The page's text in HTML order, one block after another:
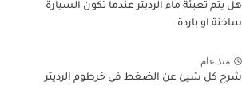
هل يتم تعبئة ماء الرديتر عندما تكون السيارة
ساخنة او باردة
منذ عام
شرح كل شيئ عن الضغط في خرطوم الرديتر